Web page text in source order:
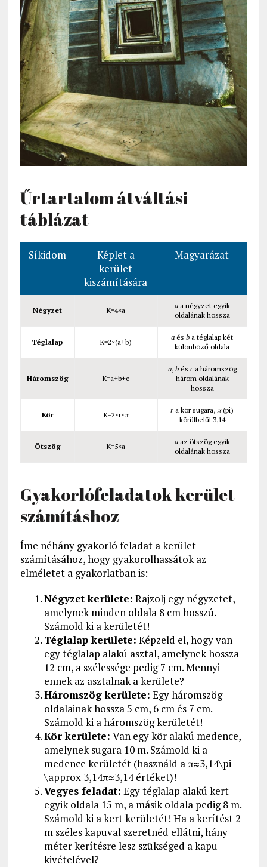
Űrtartalom átváltási
táblázat
Síkidom
Képlet a
kerület
kiszámítására
Magyarázat
Négyzet K=4×a
aa négyzet egyik
oldalának hossza
Téglalap K=2×(a+b)
a ésb a téglalap két
különböző oldala
Háromszög K=a+b+c
a, bés ca háromszög
három oldalának
hossza
Kör K=2×r×π
r a kör sugara, π(pi)
körülbelül 3,14
Ötszög K=5×a
aaz ötszög egyik
oldalának hossza
Gyakorlófeladatok kerület
számításhoz
Íme néhány gyakorló feladat a kerület
számításához, hogy gyakorolhassátok az
elméletet a gyakorlatban is:
Négyzet kerülete: Rajzolj egy négyzetet,
amelynek minden oldala 8 cm hosszú.
Számold ki a kerületét!
Téglalap kerülete: Képzeld el, hogy van
egy téglalap alakú asztal, amelynek hossza
12 cm, a szélessége pedig 7 cm. Mennyi
ennek az asztalnak a kerülete?
Háromszög kerülete: Egy háromszög
oldalainak hossza 5 cm, 6 cm és 7 cm.
Számold ki a háromszög kerületét!
Kör kerülete: Van egy kör alakú medence,
amelynek sugara 10 m. Számold ki a
medence kerületét (használd a π≈3,14\pi
\approx 3,14π≈3,14 értéket)!
Vegyes feladat: Egy téglalap alakú kert
egyik oldala 15 m, a másik oldala pedig 8 m.
Számold ki a kert kerületét! Ha a kerítést 2
m széles kapuval szeretnéd ellátni, hány
méter kerítésre lesz szükséged a kapu
kivételével?